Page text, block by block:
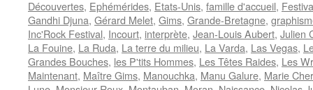
Découvertes, Ephémérides, Etats-Unis, famille d'accueil,
Gandhi Djuna, Gérard Melet, Gims, Grande-Bretagne,
Inc'Rock Festival, Incourt, interprète, Jean-Louis Aubert, Julien
La Fouine, La Ruda, La terre du milieu, La Varda, Las Vegas,
Grandes Bouches, les P'tits Hommes, Les Têtes Raides, Les
Maintenant, Maître Gims, Manouchka, Manu Galure, Marie